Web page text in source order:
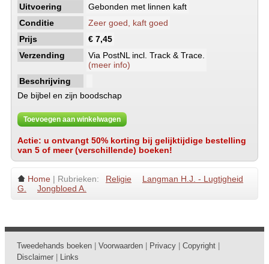
Uitvoering
Gebonden met linnen kaft
Conditie
Zeer goed, kaft goed
Prijs
€ 7,45
Verzending
Via PostNL incl. Track & Trace.
(meer info)
Beschrijving
De bijbel en zijn boodschap
Toevoegen aan winkelwagen
Actie: u ontvangt 50% korting bij gelijktijdige bestelling
van 5 of meer (verschillende) boeken!
Home | Rubrieken: Religie
Langman H.J. - Lugtigheid
G.
Jongbloed A.
Tweedehands boeken Voorwaarden Privacy Copyright
Disclaimer
Links